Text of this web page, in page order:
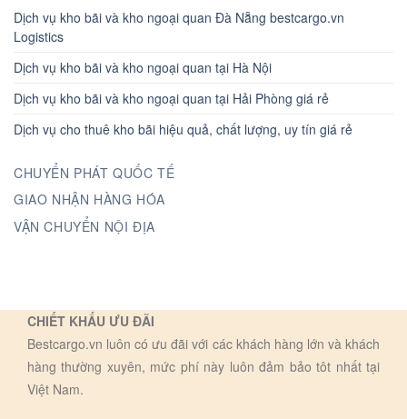
Dịch vụ kho bãi và kho ngoại quan Đà Nẵng bestcargo.vn
Logistics
Dịch vụ kho bãi và kho ngoại quan tại Hà Nội
Dịch vụ kho bãi và kho ngoại quan tại Hải Phòng giá rẻ
Dịch vụ cho thuê kho bãi hiệu quả, chất lượng, uy tín giá rẻ
CHUYỂN PHÁT QUỐC TẾ
GIAO NHẬN HÀNG HÓA
VẬN CHUYỂN NỘI ĐỊA
CHIẾT KHẤU ƯU ĐÃI
Bestcargo.vn luôn có ưu đãi với các khách hàng lớn và khách
hàng thường xuyên, mức phí này luôn đảm bảo tôt nhất tại
Việt Nam.